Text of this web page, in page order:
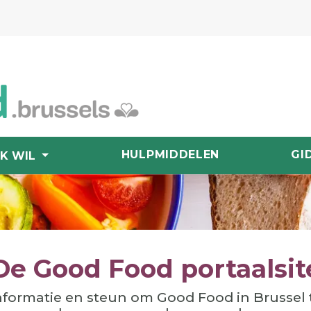
IK WIL HULPMIDDELEN
Good Food
en steun om Good Food in Brussel